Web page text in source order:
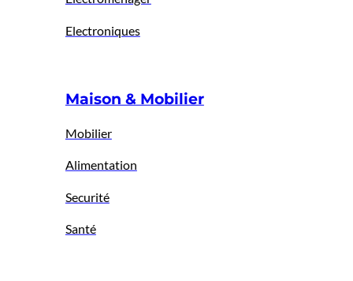
Electroniques
Maison & Mobilier
Mobilier
Alimentation
Securité
Santé